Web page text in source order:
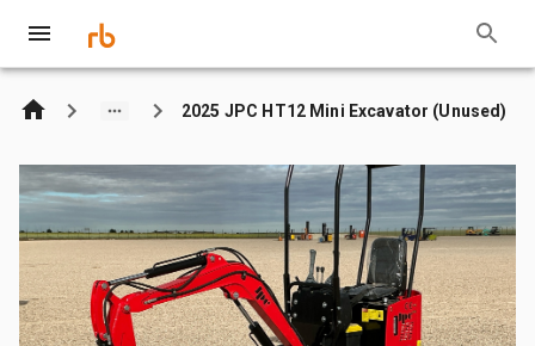
2025 JPC HT12 Mini Excavator (Unused)